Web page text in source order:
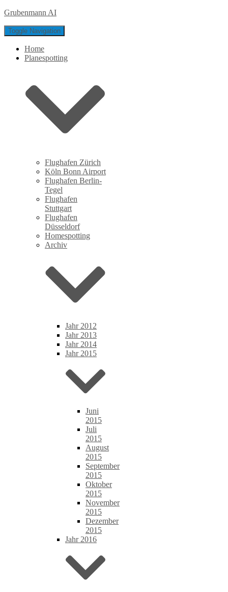
Grubenmann AI
Toggle Navigation
Home
Planespotting
Flughafen Zürich
Köln Bonn Airport
Flughafen Berlin-
Tegel
Flughafen
Stuttgart
Flughafen
Düsseldorf
Homespotting
Archiv
Jahr 2012
Jahr 2013
Jahr 2014
Jahr 2015
Juni
2015
Juli
2015
August
2015
September
2015
Oktober
2015
November
2015
Dezember
2015
Jahr 2016